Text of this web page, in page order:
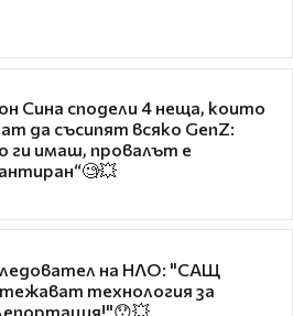
Сина сподели 4 неща, които
да съсипят всяко GenZ:
ги имаш, провалът е
на НЛО: "САЩ
технология за